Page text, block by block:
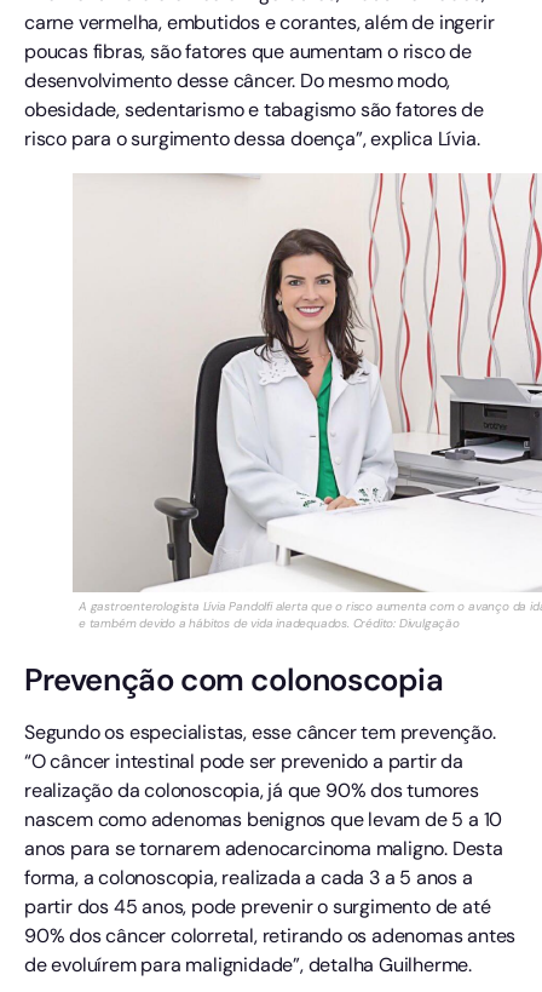
carne vermelha, embutidos e corantes, além de ingerir
poucas fibras, são fatores que aumentam o risco de
desenvolvimento desse câncer. Do mesmo modo,
obesidade, sedentarismo e tabagismo são fatores de
risco para o surgimento dessa doença”, explica Lívia.
A gastroenterologista Lívia Pandolfi alerta que o risco aumenta com o avanço da
e também devido a hábitos de vida inadequados. Crédito: Divulgação
Prevenção com colonoscopia
Segundo os especialistas, esse câncer tem prevenção.
“O câncer intestinal pode ser prevenido a partir da
realização da colonoscopia, já que 90% dos tumores
nascem como adenomas benignos que levam de 5 a 10
anos para se tornarem adenocarcinoma maligno. Desta
forma, a colonoscopia, realizada a cada 3 a 5 anos a
partir dos 45 anos, pode prevenir o surgimento de até
90% dos câncer colorretal, retirando os adenomas antes
de evoluírem para malignidade”, detalha Guilherme.